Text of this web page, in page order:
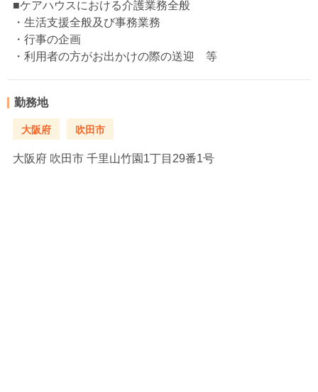
■ケアハウスにおける介護業務全般
・生活支援全般及び事務業務
・行事の企画
・利用者の方がお出かけの際の送迎 等
勤務地
大阪府 吹田市
大阪府 吹田市 千里山竹園1丁目29番1号